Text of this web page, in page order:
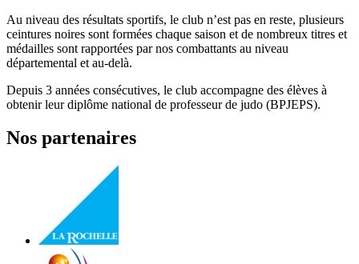
Au niveau des résultats sportifs, le club n’est pas en reste, plusieurs
ceintures noires sont formées chaque saison et de nombreux titres et
médailles sont rapportées par nos combattants au niveau
départemental et au-delà.
Depuis 3 années consécutives, le club accompagne des élèves à
obtenir leur diplôme national de professeur de judo (BPJEPS).
Nos partenaires